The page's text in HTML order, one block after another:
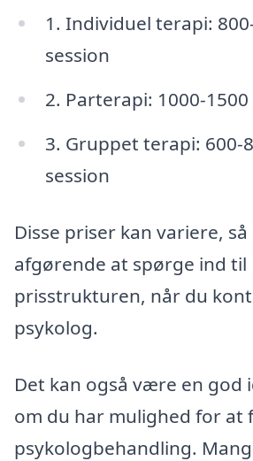
1. Individuel terapi:
session
2. Parterapi: 1000-1500
3. Gruppet terapi: 600-
session
Disse priser kan variere,
afgørende at spørge ind til
prisstrukturen, når du
psykolog.
Det kan også være en god
om du har mulighed for at
psykologbehandling.